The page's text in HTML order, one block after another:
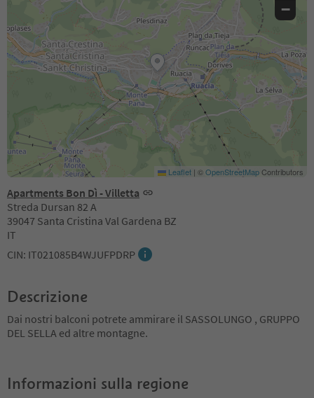
Apartments Bon Dì - Villetta
Streda Dursan 82 A
39047 Santa Cristina Val Gardena BZ
IT
CIN: IT021085B4WJUFPDRP
−
Leaflet | ©OpenStreetMapContributors
Descrizione
Dai nostri balconi potrete ammirare il SASSOLUNGO , GRUPPO
DEL SELLA ed altre montagne.
Informazioni sulla regione